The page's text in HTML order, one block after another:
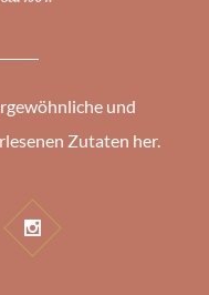
und
Zutaten her.